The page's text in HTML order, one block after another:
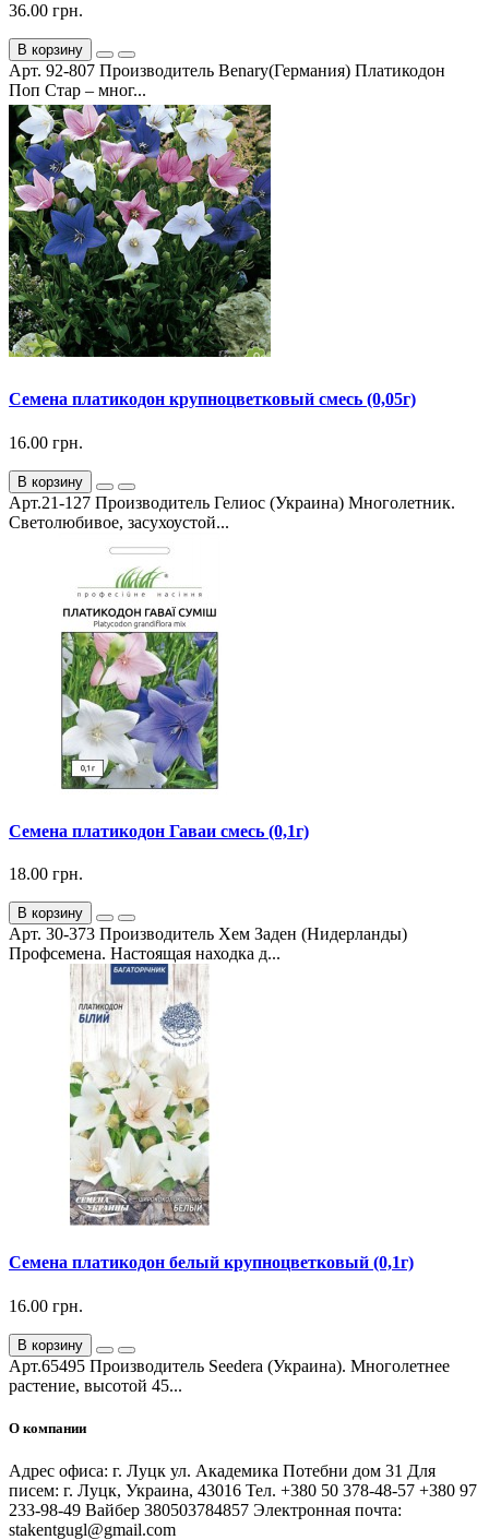
36.00 грн.
В корзину
Арт. 92-807 Производитель Benary(Германия) Платикодон
Поп Стар – мног...
Семена платикодон крупноцветковый смесь (0,05г)
16.00 грн.
В корзину
Арт.21-127 Производитель Гелиос (Украина) Многолетник.
Светолюбивое, засухоустой...
Семена платикодон Гаваи смесь (0,1г)
18.00 грн.
В корзину
Арт. 30-373 Производитель Хем Заден (Нидерланды)
Профсемена. Настоящая находка д...
Семена платикодон белый крупноцветковый (0,1г)
16.00 грн.
В корзину
Арт.65495 Производитель Seedera (Украина). Многолетнее
растение, высотой 45...
О компании
Адрес офиса: г. Луцк ул. Академика Потебни дом 31 Для
писем: г. Луцк, Украина, 43016 Тел. +380 50 378-48-57 +380 97
233-98-49 Вайбер 380503784857 Электронная почта:
stakentgugl@gmail.com